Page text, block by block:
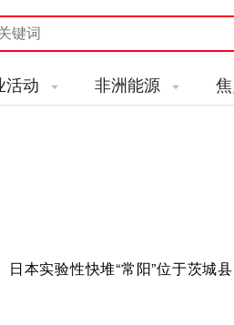
活动 非洲能源
本实验性快堆“常阳”位于茨城